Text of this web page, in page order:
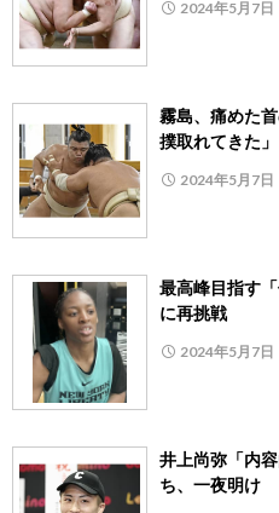
2024年5月7日
霧島、痛めた
撲取れてきた」
2024年5月7日
最高峰目指す
に再挑戦
2024年5月7日
井上尚弥「内
ち、一夜明け